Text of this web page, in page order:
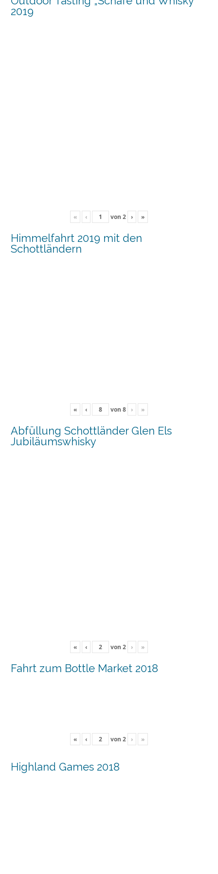
2019
« ‹ von 2 › »
Himmelfahrt 2019 mit den
Schottländern
« ‹ von 8 › »
Abfüllung Schottländer Glen Els
Jubiläumswhisky
« ‹ von 2 › »
Fahrt zum Bottle Market 2018
« ‹ von 2 › »
Highland Games 2018